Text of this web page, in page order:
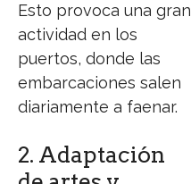
Esto provoca una gran
actividad en los
puertos, donde las
embarcaciones salen
diariamente a faenar.
2. Adaptación